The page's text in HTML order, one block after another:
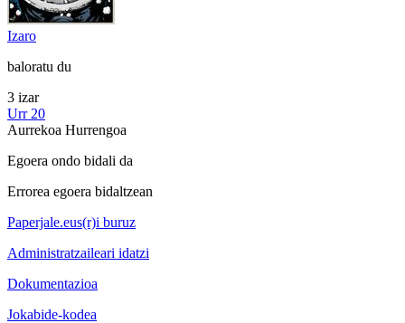
Izaro
baloratu du
3 izar
Urr 20
Aurrekoa Hurrengoa
Egoera ondo bidali da
Errorea egoera bidaltzean
Paperjale.eus(r)i buruz
Administratzaileari idatzi
Dokumentazioa
Jokabide-kodea